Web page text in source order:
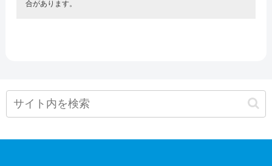
合があります。